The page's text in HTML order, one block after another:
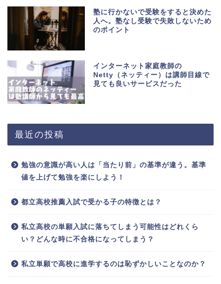
塾に行かないで受験をすると決めた
人へ。塾なし受験で失敗しないため
のポイント
インターネット家庭教師の
Netty（ネッティー）は講師目線で
見ても良いサービスだった
最近の投稿
勉強の意識が高い人は「当たり前」の基準が違う。基準
値を上げて勉強を楽にしよう！
都立高校推薦入試で受かる子の特徴とは？
私立高校の単願入試に落ちてしまう可能性はどれくら
い？どんな時に不合格になってしまう？
私立単願で高校に進学するのは恥ずかしいことなのか？